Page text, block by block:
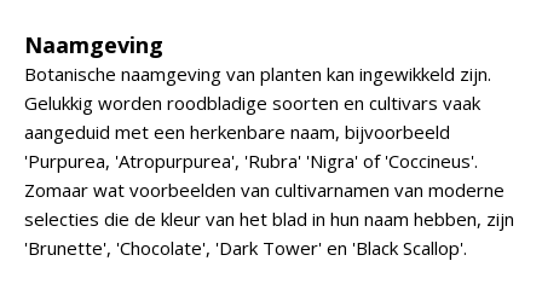
Naamgeving
Botanische naamgeving van planten kan ingewikkeld zijn.
Gelukkig worden roodbladige soorten en cultivars vaak
aangeduid met een herkenbare naam, bijvoorbeeld
'Purpurea, 'Atropurpurea', 'Rubra' 'Nigra' of 'Coccineus'.
Zomaar wat voorbeelden van cultivarnamen van moderne
selecties die de kleur van het blad in hun naam hebben, zijn
'Brunette', 'Chocolate', 'Dark Tower' en 'Black Scallop'.